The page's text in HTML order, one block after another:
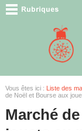
Vous êtes ici : Liste des
de Noël et Bourse aux
Marché